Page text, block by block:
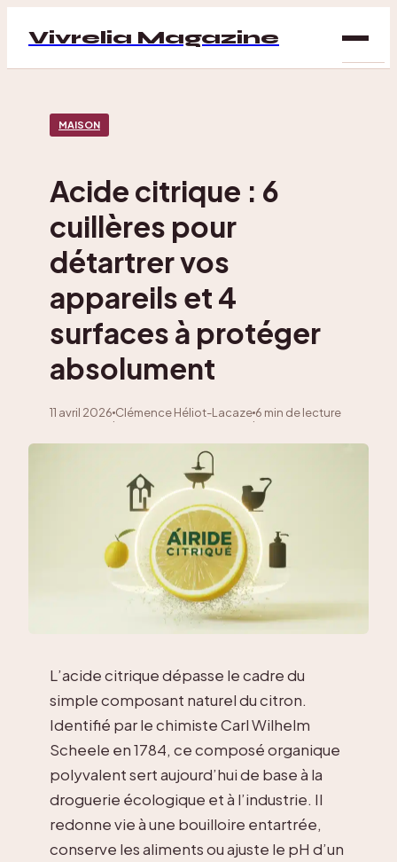
Vivrelia Magazine
MAISON
Acide citrique : 6
cuillères pour
détartrer vos
appareils et 4
surfaces à protéger
absolument
11 avril 2026
·
Clémence Héliot-Lacaze
·
6 min de lecture
L’acide citrique dépasse le cadre du
simple composant naturel du citron.
Identifié par le chimiste Carl Wilhelm
Scheele en 1784, ce composé organique
polyvalent sert aujourd’hui de base à la
droguerie écologique et à l’industrie. Il
redonne vie à une bouilloire entartrée,
conserve les aliments ou ajuste le pH d’un